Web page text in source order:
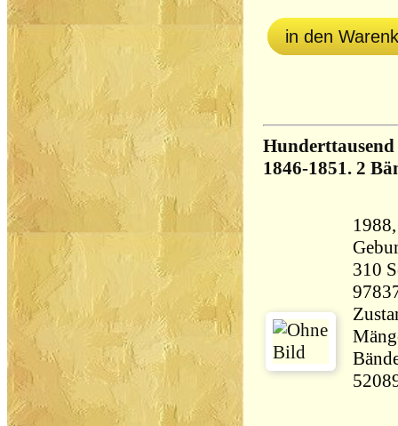
in den
1846-1851. 2
310 Seiten